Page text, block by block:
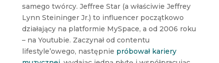
samego twórcy. Jeffree Star (a właściwie Jeffrey
Lynn Steininger Jr.) to influencer początkowo
działający na platformie MySpace, a od 2006 roku
– na Youtubie. Zaczynał od contentu
lifestyle’owego, następnie próbował kariery